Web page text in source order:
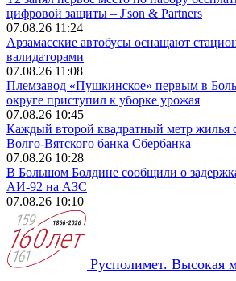
цифровой защиты – J'son & Partners
07.08.26 11:24
Арзамасские автобусы оснащают
валидаторами
07.08.26 11:08
Племзавод «Пушкинское» первым в
округе приступил к уборке урожая
07.08.26 10:45
Каждый второй квадратный метр жилья
Волго-Вятского банка Сбербанка
07.08.26 10:28
В Большом Болдине сообщили о
АИ-92 на АЗС
07.08.26 10:10
Русполимет. Высокая